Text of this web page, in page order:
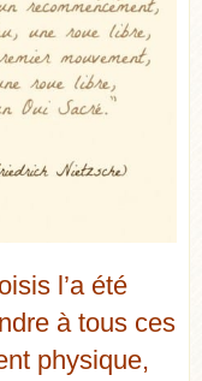
l’a été
à tous ces
physique,